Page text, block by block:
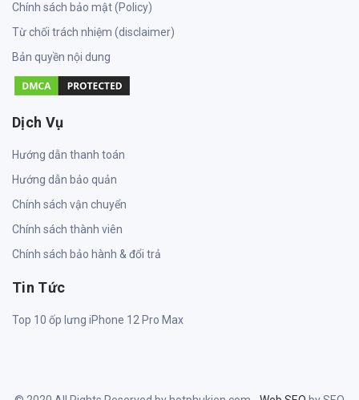
Chính sách bảo mật (Policy)
Từ chối trách nhiệm (disclaimer)
Bản quyền nội dung
Dịch Vụ
Hướng dẫn thanh toán
Hướng dẫn bảo quản
Chính sách vận chuyển
Chính sách thành viên
Chính sách bảo hành & đổi trả
Tin Tức
Top 10 ốp lưng iPhone 12 Pro Max